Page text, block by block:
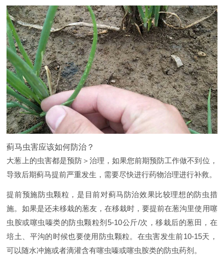
蓟马虫害应该如何防治？
大葱上的虫害都是预防＞治理，如果您前期预防工作做不到位，
导致后期蓟马提前严重发生，需要尽快进行药物治理进行补救。
提前预施防虫颗粒，是目前对蓟马防治效果比较理想的防虫措
施。如果是还未移栽的葱友，在移栽时，要提前在葱沟里使用噻
虫胺或噻虫嗪类的防虫颗粒剂5-10公斤/次，移栽后的葱田，在
培土、平沟的时候也要使用防虫颗粒。在虫害发生前10-15天，
可以随水冲施或者滴灌含有噻虫嗪或噻虫胺类的防虫药剂。